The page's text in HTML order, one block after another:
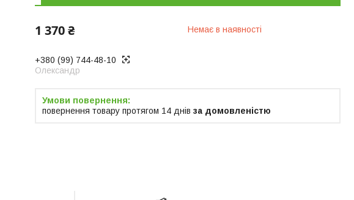
1 370 ₴ Немає в наявності
+380 (99) 744-48-10
Олександр
повернення товару протягом 14 днів за домовленістю